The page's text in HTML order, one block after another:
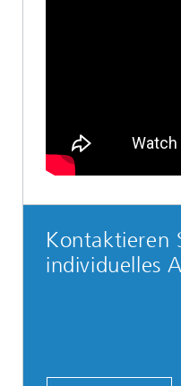
Kontaktieren
individuelles